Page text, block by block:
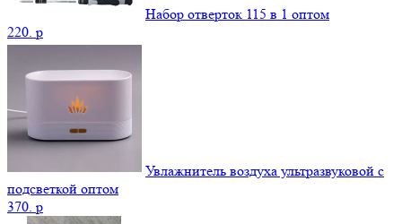
Набор отверток 115 в 1 оптом
220. p
Увлажнитель воздуха ультразвуковой с
подсветкой оптом
370. p